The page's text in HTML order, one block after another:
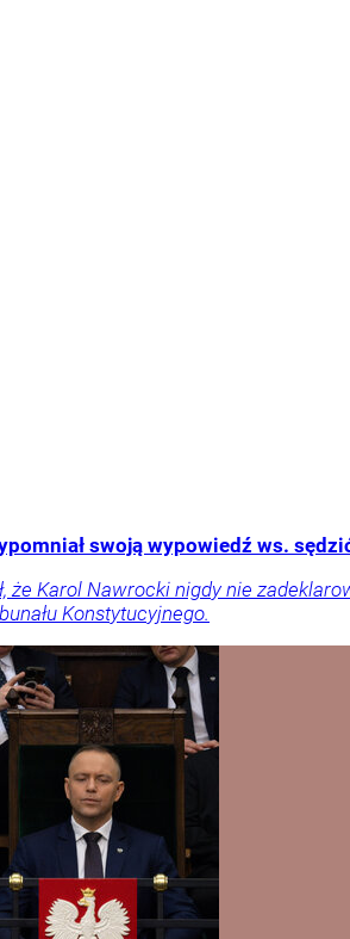
swoją wypowiedź ws.
że Karol Nawrocki nigdy nie
Konstytucyjnego.